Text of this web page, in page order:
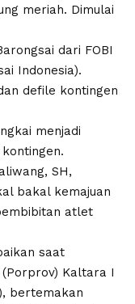
meriah. Dimulai
dari FOBI
Indonesia).
defile kontingen
menjadi
SH,
bakal kemajuan
atlet
saat
Kaltara I
bertemakan